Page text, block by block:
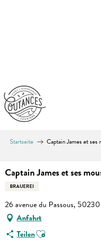
Startseite Captain James et ses
Captain James et ses
BRAUEREI
26 avenue du Passous,
Anfahrt
TeilenAjouter aux favoris